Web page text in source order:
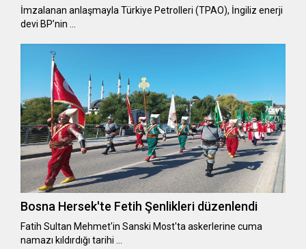
İmzalanan anlaşmayla Türkiye Petrolleri (TPAO), İngiliz enerji
devi BP’nin …
Bosna Hersek'te Fetih Şenlikleri düzenlendi
Fatih Sultan Mehmet'in Sanski Most'ta askerlerine cuma
namazı kıldırdığı tarihi …